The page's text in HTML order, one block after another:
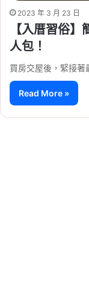
2023 年 3 月 23 日
【入厝習俗
人包！
買房交屋後，緊接
Read More »